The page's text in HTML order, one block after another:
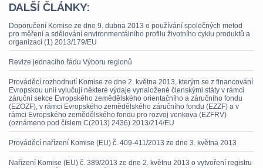
DALŠÍ ČLÁNKY:
Doporučení Komise ze dne 9. dubna 2013 o používání společných metod
pro měření a sdělování environmentálního profilu životního cyklu produktů a
organizací (1) 2013/179/EU
Revize jednacího řádu Výboru regionů
Prováděcí rozhodnutí Komise ze dne 2. května 2013, kterým se z financování
Evropskou unií vylučují některé výdaje vynaložené členskými státy v rámci
záruční sekce Evropského zemědělského orientačního a záručního fondu
(EZOZF), v rámci Evropského zemědělského záručního fondu (EZZF) a v
rámci Evropského zemědělského fondu pro rozvoj venkova (EZFRV)
(oznámeno pod číslem C(2013) 2436) 2013/214/EU
Prováděcí nařízení Komise (EU) č. 409-411/2013 ze dne 3. května 2013
Nařízení Komise (EU) č. 389/2013 ze dne 2. květnu 2013 o vytvoření registru